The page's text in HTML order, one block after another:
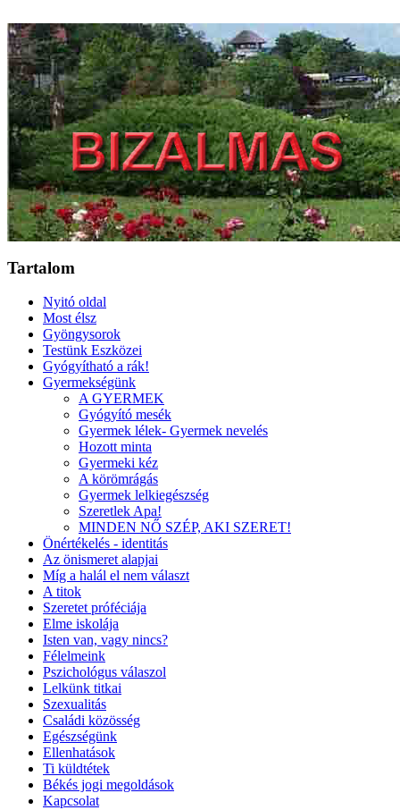
Tartalom
Nyitó oldal
Most élsz
Gyöngysorok
Testünk Eszközei
Gyógyítható a rák!
Gyermekségünk
A GYERMEK
Gyógyító mesék
Gyermek lélek- Gyermek nevelés
Hozott minta
Gyermeki kéz
A körömrágás
Gyermek lelkiegészség
Szeretlek Apa!
MINDEN NŐ SZÉP, AKI SZERET!
Önértékelés - identitás
Az önismeret alapjai
Míg a halál el nem választ
A titok
Szeretet próféciája
Elme iskolája
Isten van, vagy nincs?
Félelmeink
Pszichológus válaszol
Lelkünk titkai
Szexualitás
Családi közösség
Egészségünk
Ellenhatások
Ti küldtétek
Békés jogi megoldások
Kapcsolat